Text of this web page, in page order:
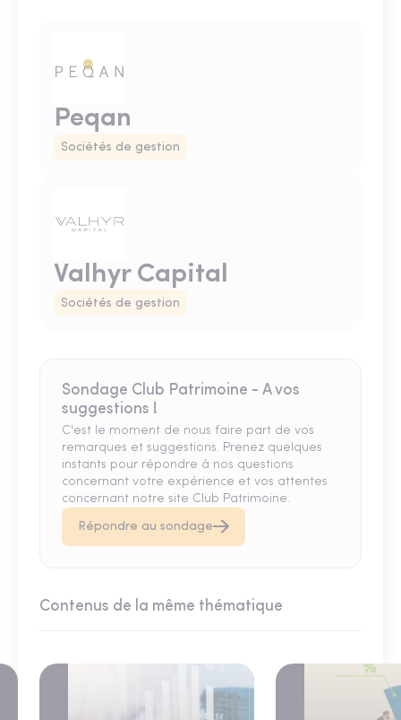
Peqan
Sociétés de gestion
Valhyr Capital
Sociétés de gestion
Sondage Club Patrimoine - A vos
suggestions !
C'est le moment de nous faire part de vos
remarques et suggestions. Prenez quelques
instants pour répondre à nos questions
concernant votre expérience et vos attentes
concernant notre site Club Patrimoine.
Répondre au sondage
Contenus de la même thématique